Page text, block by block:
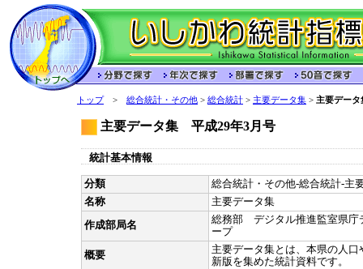
トップ> 総合統計・その他 > 総合統計 > 主要データ集 > 主要デー
主要データ集 平成29年3月号
統計基本情報
分類
総合統計・その他-総合統計-主
名称
主要データ集
作成部局名
総務部 デジタル推進監室県庁
ープ
概要
主要データ集とは、本県の人
新版を集めた統計資料です。